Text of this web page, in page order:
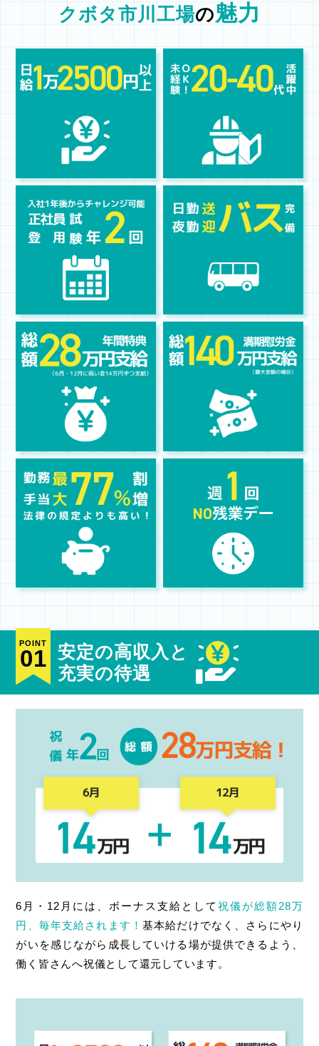
クボタ市川工場の魅力
POINT
01
安定の高収入と
充実の待遇
6月・12月には、ボーナス支給として祝儀が総額28万
円、毎年支給されます！ 基本給だけでなく、さらにやり
がいを感じながら成長していける場が提供できるよう、
働く皆さんへ祝儀として還元しています。